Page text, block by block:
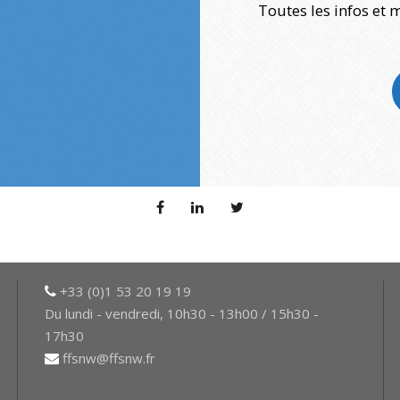
Toutes les infos et
+33 (0)1 53 20 19 19
Du lundi - vendredi, 10h30 - 13h00 / 15h30 -
17h30
ffsnw@ffsnw.fr